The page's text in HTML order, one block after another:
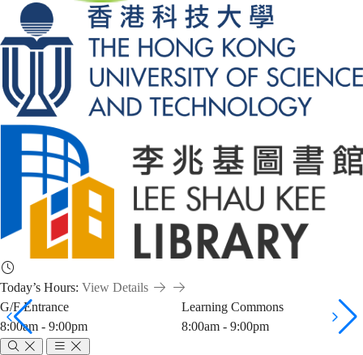
Today’s Hours: View Details
G/F Entrance
8:00am - 9:00pm
Learning Commons
8:00am - 9:00pm